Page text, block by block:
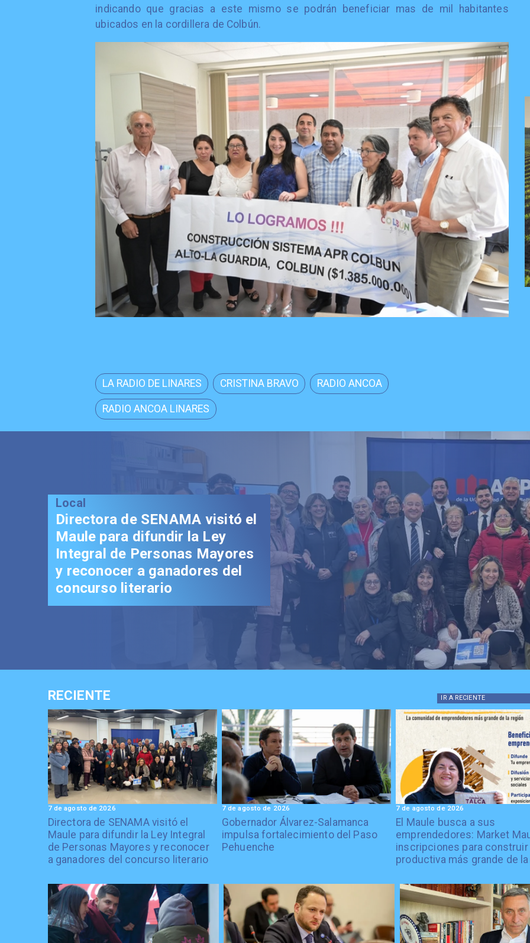
indicando que gracias a este mismo se podrán beneficiar mas de mil habitantes
ubicados en la cordillera de Colbún.
LA RADIO DE LINARES CRISTINA BRAVO RADIO ANCOA
RADIO ANCOA LINARES
visitó el
Mayores
del
RECIENTE IR A RECIENTE
Directora de SENAMA visitó el
Maule para difundir la Ley Integral
de Personas Mayores y reconocer
a ganadores del concurso literario
7 de agosto de 2026
Gobernador Álvarez-Salamanca
impulsa fortalecimiento del Paso
Pehuenche
7 de agosto de 2026
El Maule busca a sus
emprendedores: Market
inscripciones para construir
productiva más grande de
7 de agosto de 2026